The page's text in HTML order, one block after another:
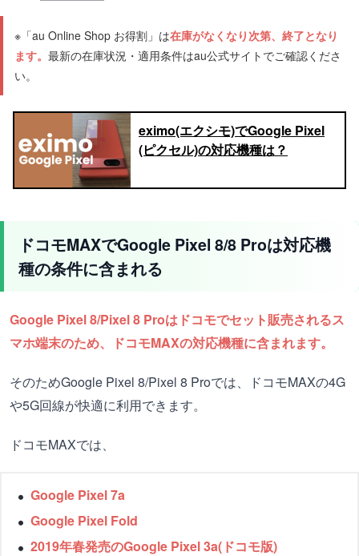
※「au Online Shop お得割」は在庫がなくなり次第、終了となり
ます。 最新の在庫状況・適用条件はau公式サイトでご確認くださ
い。
eximo(エクシモ)でGoogle Pixel
(ピクセル)の対応機種は？
ドコモMAXでGoogle Pixel 8/8 Proは対応機
種の条件に含まれる
Google Pixel 8/Pixel 8 Proはドコモでセット販売されるス
マホ端末のため、ドコモMAXの対応機種に含まれます。
そのためGoogle Pixel 8/Pixel 8 Proでは、ドコモMAXの4G
や5G回線が快適に利用できます。
ドコモMAXでは、
Google Pixel 7a
Google Pixel Fold
2019年春発売のGoogle Pixel 3a(ドコモ版)